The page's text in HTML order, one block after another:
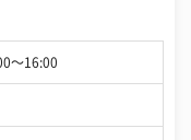
〜16:00